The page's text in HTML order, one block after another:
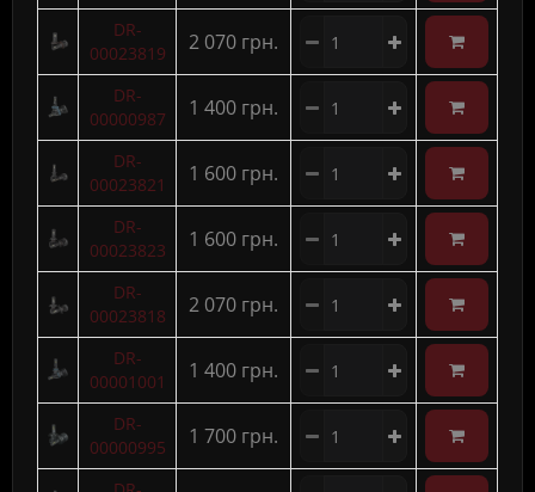
DR-
00023819
2 070 грн.
DR-
00000987
1 400 грн.
DR-
00023821
1 600 грн.
DR-
00023823
1 600 грн.
DR-
00023818
2 070 грн.
DR-
00001001
1 400 грн.
DR-
00000995
1 700 грн.